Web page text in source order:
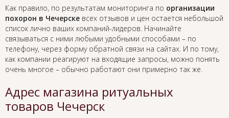
Как правило, по результатам мониторинга по организации
похорон в Чечерске всех отзывов и цен остается небольшой
список лично ваших компаний-лидеров. Начинайте
связываться с ними любыми удобными способами – по
телефону, через форму обратной связи на сайтах. И по тому,
как компании реагируют на входящие запросы, можно понять
очень многое – обычно работают они примерно так же.
Адрес магазина ритуальных
товаров Чечерск